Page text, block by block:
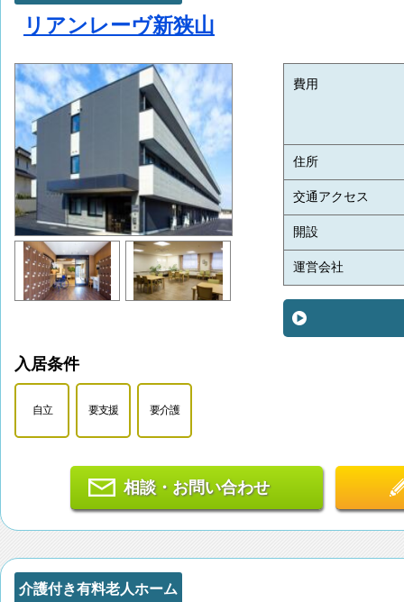
リアンレーヴ新狭山
費用
住所
交通アクセス
開設
運営会社
入居条件
自立 要支援 要介護
相談・お問い合わせ
介護付き有料老人ホーム